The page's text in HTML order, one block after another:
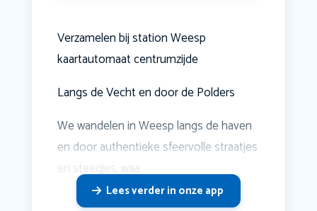
Verzamelen bij station Weesp
kaartautomaat centrumzijde
Langs de Vecht en door de Polders
We wandelen in Weesp langs de haven
en door authentieke sfeervolle straatjes
en steegjes, waa
Lees verder in onze app